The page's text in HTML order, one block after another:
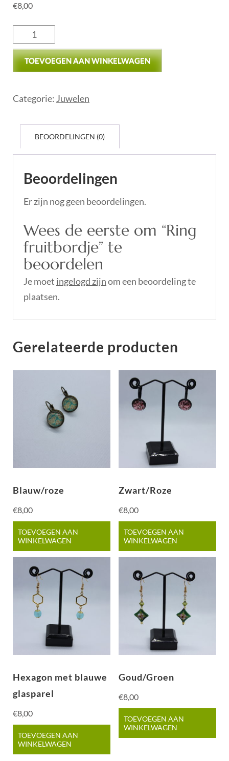
€8,00
TOEVOEGEN AAN WINKELWAGEN
Categorie: Juwelen
BEOORDELINGEN (0)
Beoordelingen
Er zijn nog geen beoordelingen.
Wees de eerste om “Ring
fruitbordje” te
beoordelen
Je moet ingelogd zijnom een beoordeling te
plaatsen.
Gerelateerde producten
Blauw/roze
€8,00
TOEVOEGEN AAN
WINKELWAGEN
Zwart/Roze
€8,00
TOEVOEGEN AAN
WINKELWAGEN
Hexagon met blauwe
glasparel
€8,00
TOEVOEGEN AAN
WINKELWAGEN
Goud/Groen
€8,00
TOEVOEGEN AAN
WINKELWAGEN